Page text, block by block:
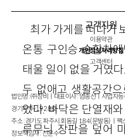
최가 가게를 떠나기
온통 구인승 승합차
태울 일이 없을 거였
두 없애고 생활공간
었다. 바닥은 단열재
루무늬 장판을 덮어
고객지원
이용약관
개인정보처리방침
고객센터
법인명 : ㈜창비ㅣ대표이사 : 염종선ㅣ사업
경기파주-1928호
주소 : 경기도 파주시 회동길 184(문발동)ㅣ
정보책임자 : 신문수